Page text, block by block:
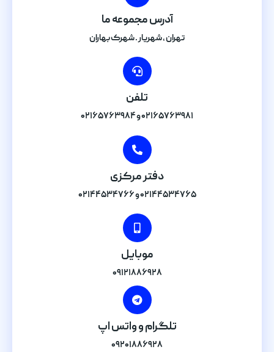
آدرس مجموعه ما
تهران , شهریار . شهرک بهاران
تلفن
۰۲۱۶۵۷۶۳۹۸۱ و ۰۲۱۶۵۷۶۳۹۸۴
دفتر مرکزی
۰۲۱۴۴۵۳۴۷۶۵ و ۰۲۱۴۴۵۳۴۷۶۶
موبایل
۰۹۱۲۱۸۸۶۹۲۸
تلگرام و واتس اپ
۰۹۲۰۱۸۸۶۹۲۸